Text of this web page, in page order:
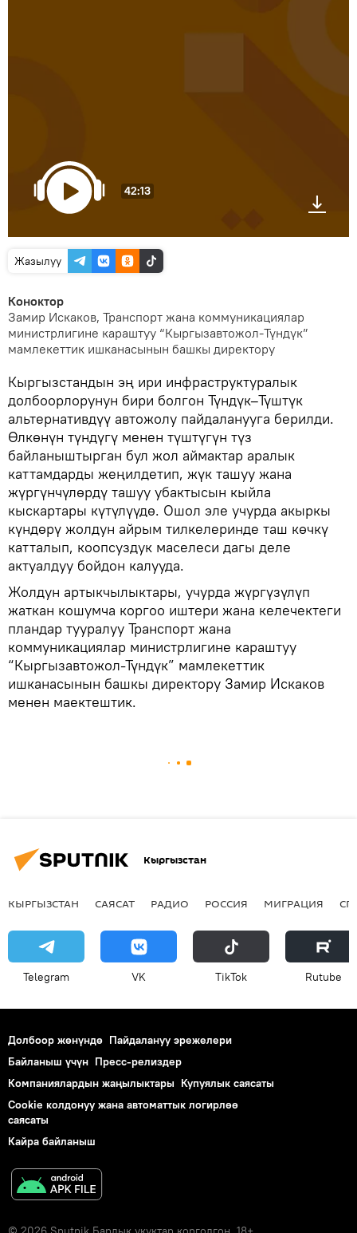
42:13
Жазылуу
Коноктор
Замир Искаков, Транспорт жана коммуникациялар
министрлигине караштуу “Кыргызавтожол-Түндүк”
мамлекеттик ишканасынын башкы директору
Кыргызстандын эң ири инфраструктуралык
долбоорлорунун бири болгон Түндүк–Түштүк
альтернативдүү автожолу пайдаланууга берилди.
Өлкөнүн түндүгү менен түштүгүн түз
байланыштырган бул жол аймактар аралык
каттамдарды жеңилдетип, жүк ташуу жана
жүргүнчүлөрдү ташуу убактысын кыйла
кыскартары күтүлүүдө. Ошол эле учурда акыркы
күндөрү жолдун айрым тилкелеринде таш көчкү
катталып, коопсуздук маселеси дагы деле
актуалдуу бойдон калууда.
Жолдун артыкчылыктары, учурда жүргүзүлүп
жаткан кошумча коргоо иштери жана келечектеги
пландар тууралуу Транспорт жана
коммуникациялар министрлигине караштуу
“Кыргызавтожол-Түндүк” мамлекеттик
ишканасынын башкы директору Замир Искаков
менен маектештик.
Кыргызстан
КЫРГЫЗСТАН САЯСАТ РАДИО РОССИЯ МИГРАЦИЯ
Telegram VK ТikТоk Rutube
Долбоор жөнүндө Пайдалануу эрежелери
Байланыш үчүн Пресс-релиздер
Компаниялардын жаңылыктары Купуялык саясаты
Cookie колдонуу жана автоматтык логирлөө
саясаты
Кайра байланыш